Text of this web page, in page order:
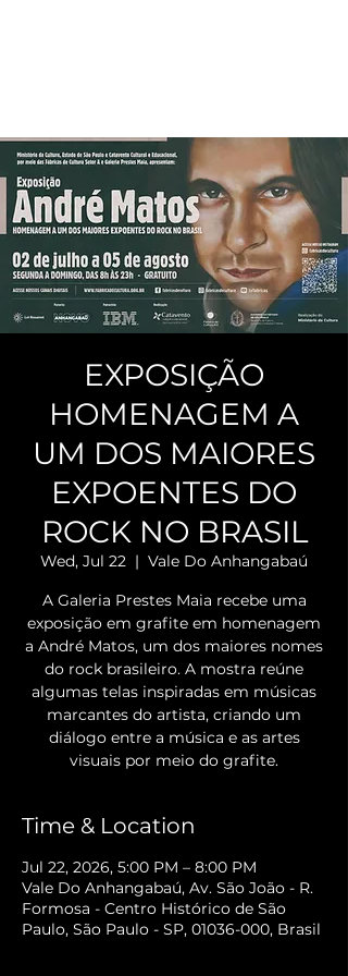
EXPOSIÇÃO
HOMENAGEM A
UM DOS MAIORES
EXPOENTES DO
ROCK NO BRASIL
Wed, Jul 22
  |
Vale Do Anhangabaú
A Galeria Prestes Maia recebe uma
exposição em grafite em homenagem
a André Matos, um dos maiores nomes
do rock brasileiro. A mostra reúne
algumas telas inspiradas em músicas
marcantes do artista, criando um
diálogo entre a música e as artes
visuais por meio do grafite.
Time & Location
Jul 22, 2026, 5:00 PM – 8:00 PM
Vale Do Anhangabaú, Av. São João - R.
Formosa - Centro Histórico de São
Paulo, São Paulo - SP, 01036-000, Brasil